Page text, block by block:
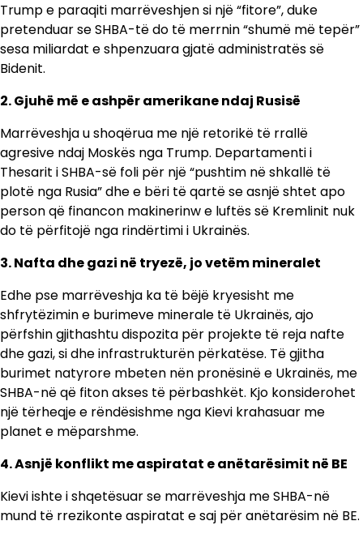
Trump e paraqiti marrëveshjen si një “fitore”, duke
pretenduar se SHBA-të do të merrnin “shumë më tepër”
sesa miliardat e shpenzuara gjatë administratës së
Bidenit.
2. Gjuhë më e ashpër amerikane ndaj Rusisë
Marrëveshja u shoqërua me një retorikë të rrallë
agresive ndaj Moskës nga Trump. Departamenti i
Thesarit i SHBA-së foli për një “pushtim në shkallë të
plotë nga Rusia” dhe e bëri të qartë se asnjë shtet apo
person që financon makinerinw e luftës së Kremlinit nuk
do të përfitojë nga rindërtimi i Ukrainës.
3. Nafta dhe gazi në tryezë, jo vetëm mineralet
Edhe pse marrëveshja ka të bëjë kryesisht me
shfrytëzimin e burimeve minerale të Ukrainës, ajo
përfshin gjithashtu dispozita për projekte të reja nafte
dhe gazi, si dhe infrastrukturën përkatëse. Të gjitha
burimet natyrore mbeten nën pronësinë e Ukrainës, me
SHBA-në që fiton akses të përbashkët. Kjo konsiderohet
një tërheqje e rëndësishme nga Kievi krahasuar me
planet e mëparshme.
4. Asnjë konflikt me aspiratat e anëtarësimit në BE
Kievi ishte i shqetësuar se marrëveshja me SHBA-në
mund të rrezikonte aspiratat e saj për anëtarësim në BE.